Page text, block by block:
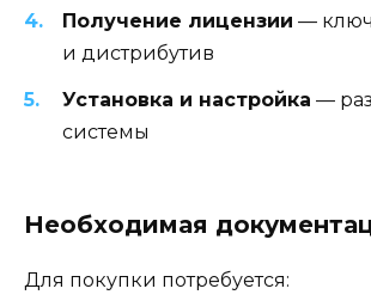
Получение лицензии —
и дистрибутив
Установка и настройка —
системы
Необходимая
Для покупки потребуется: